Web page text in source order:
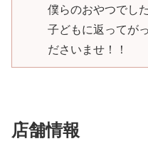
僕らのおやつでした
子どもに返ってが
ださいませ！！
店舗情報